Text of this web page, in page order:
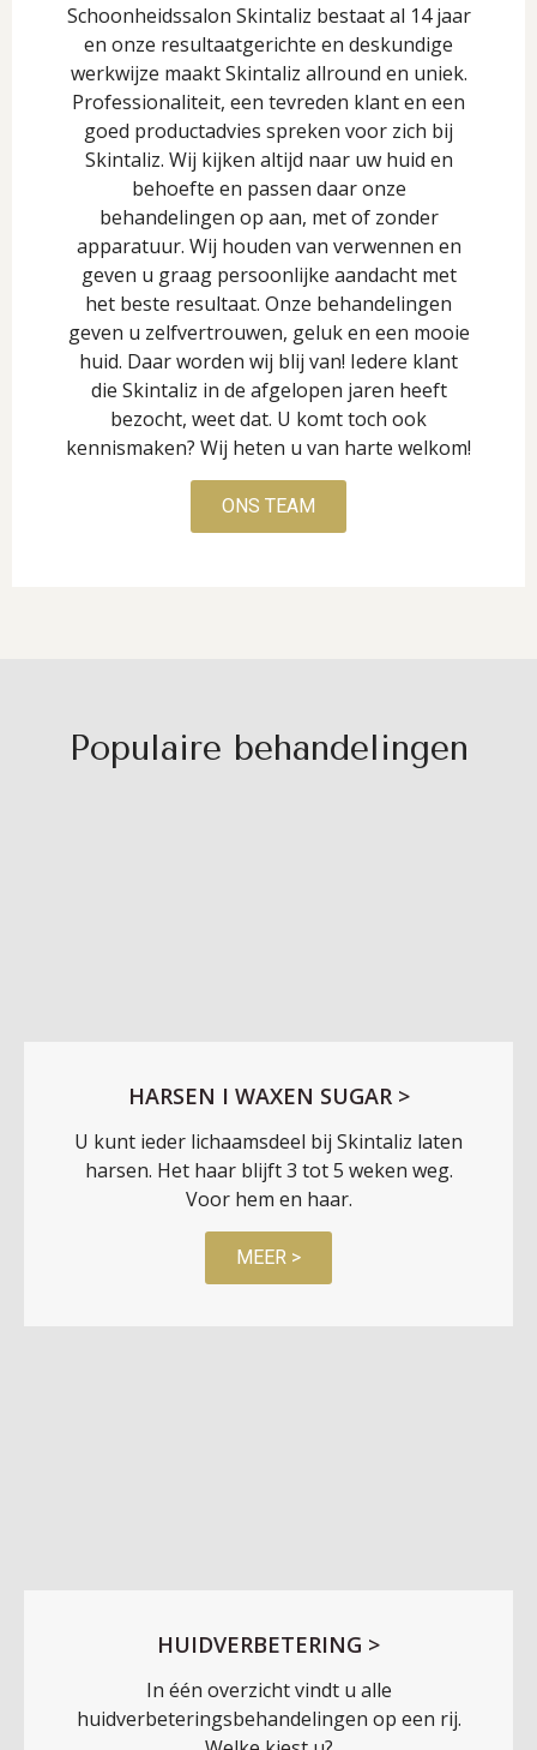
Schoonheidssalon Skintaliz bestaat al 14 jaar
en onze resultaatgerichte en deskundige
werkwijze maakt Skintaliz allround en uniek.
Professionaliteit, een tevreden klant en een
goed productadvies spreken voor zich bij
Skintaliz. Wij kijken altijd naar uw huid en
behoefte en passen daar onze
behandelingen op aan, met of zonder
apparatuur. Wij houden van verwennen en
geven u graag persoonlijke aandacht met
het beste resultaat. Onze behandelingen
geven u zelfvertrouwen, geluk en een mooie
huid. Daar worden wij blij van! Iedere klant
die Skintaliz in de afgelopen jaren heeft
bezocht, weet dat. U komt toch ook
kennismaken? Wij heten u van harte welkom!
ONS TEAM
Populaire behandelingen
HARSEN I WAXEN SUGAR >
U kunt ieder lichaamsdeel bij Skintaliz laten
harsen. Het haar blijft 3 tot 5 weken weg.
Voor hem en haar.
MEER >
HUIDVERBETERING >
In één overzicht vindt u alle
huidverbeteringsbehandelingen op een rij.